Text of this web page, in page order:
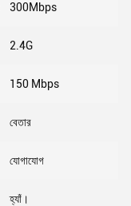
300Mbps
2.4G
150 Mbps
বেতার
যোগাযোগ
হ্যাঁ।